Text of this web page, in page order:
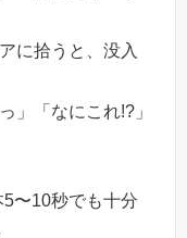
に拾うと、没入
」「なにこれ!?」
〜10秒でも十分